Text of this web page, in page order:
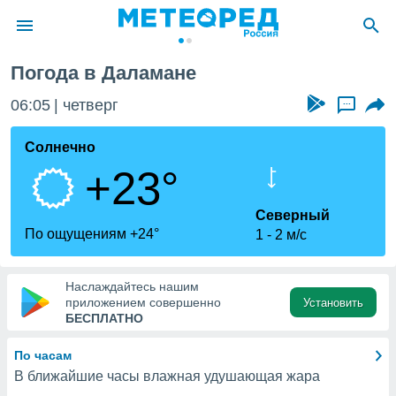
о
Вы можете
к этому
доступ
Погода в Даламане
06:05 четверг ...
Солнечно
+23°
По ощущениям +24°
Северный
1
2 м/с
Наслаждайтесь нашим
приложением совершенно
БЕСПЛАТНО
Установить
По часам
В ближайшие часы влажная удушающая жара